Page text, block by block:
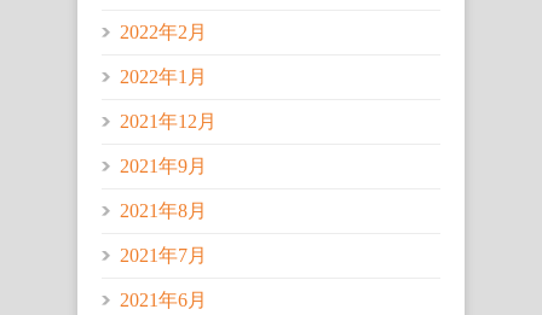
2022年2月
2022年1月
2021年12月
2021年9月
2021年8月
2021年7月
2021年6月